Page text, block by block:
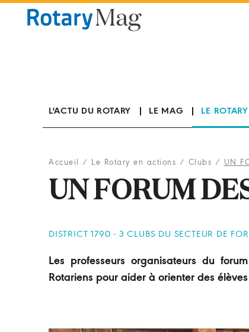
L'ACTU DU ROTARY LE MAG LE
Accueil / Le Rotary en actions / Clubs / UN
UN FORUM
DISTRICT 1790 - 3 CLUBS DU SECTEUR DE
Les professeurs organisateurs du
Rotariens pour aider à orienter des
Panneau de gestion des cookies